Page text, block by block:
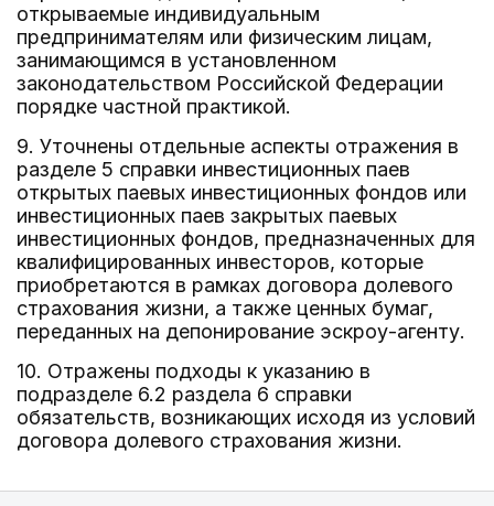
открываемые индивидуальным
предпринимателям или физическим лицам,
занимающимся в установленном
законодательством Российской Федерации
порядке частной практикой.
9. Уточнены отдельные аспекты отражения в
разделе 5 справки инвестиционных паев
открытых паевых инвестиционных фондов или
инвестиционных паев закрытых паевых
инвестиционных фондов, предназначенных для
квалифицированных инвесторов, которые
приобретаются в рамках договора долевого
страхования жизни, а также ценных бумаг,
переданных на депонирование эскроу-агенту.
10. Отражены подходы к указанию в
подразделе 6.2 раздела 6 справки
обязательств, возникающих исходя из условий
договора долевого страхования жизни.